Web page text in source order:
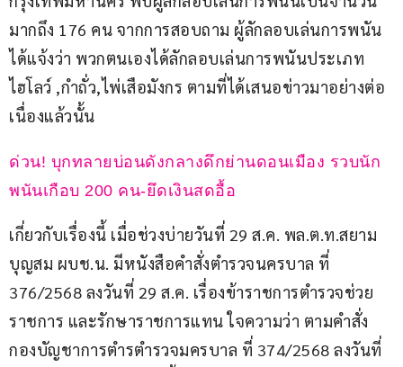
มากถึง 176 คน จากการสอบถาม ผู้ลักลอบเล่นการพนัน
ได้แจ้งว่า พวกตนเองได้ลักลอบเล่นการพนันประเภท
ไฮโลว์ ,กำถั่ว,ไพ่เสือมังกร ตามที่ได้เสนอข่าวมาอย่างต่อ
เนื่องแล้วนั้น
ด่วน! บุกทลายบ่อนดังกลางดึกย่านดอนเมือง รวบนัก
พนันเกือบ 200 คน-ยึดเงินสดอื้อ
เกี่ยวกับเรื่องนี้ เมื่อช่วงบ่ายวันที่ 29 ส.ค. พล.ต.ท.สยาม
บุญสม ผบช.น. มีหนังสือคำสั่งตำรวจนครบาล ที่
376/2568 ลงวันที่ 29 ส.ค. เรื่องข้าราชการตำรวจช่วย
ราชการ และรักษาราชการแทน ใจความว่า ตามคำสั่ง
กองบัญชาการตำรตำรวจมครบาล ที่ 374/2568 ลงวันที่